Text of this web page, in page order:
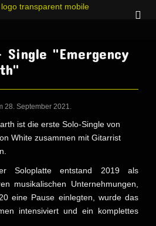
Single "Emergency
28. September 2021.
ist die erste Solo-Single von
White zusammen mit Gitarrist
Soloplatte entstand 2019 als
musikalischen Unternehmungen,
eine Pause einlegten, wurde das
intensiviert und ein komplettes